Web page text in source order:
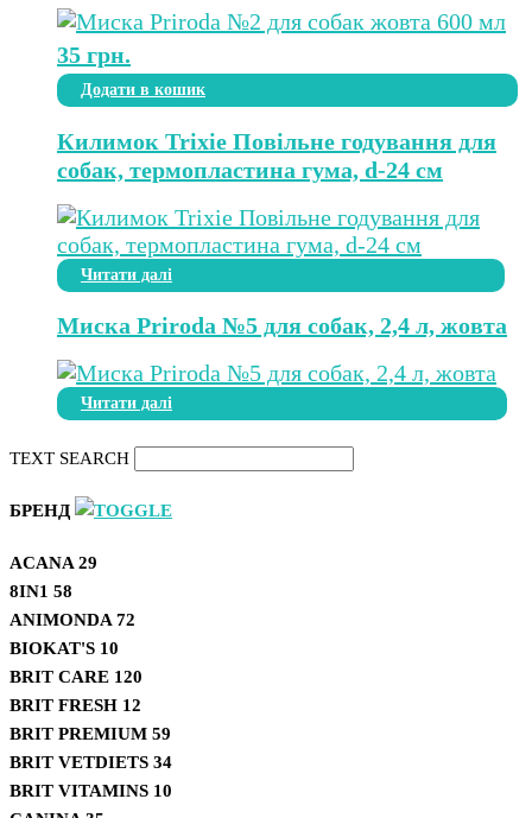
35 грн.
Додати в кошик
Килимок Trixie Повільне годування для
собак, термопластина гума, d-24 см
Читати далі
Миска Priroda №5 для собак, 2,4 л, жовта
Читати далі
TEXT SEARCH
БРЕНД
ACANA 29
8IN1 58
ANIMONDA 72
BIOKAT'S 10
BRIT CARE 120
BRIT FRESH 12
BRIT PREMIUM 59
BRIT VETDIETS 34
BRIT VITAMINS 10